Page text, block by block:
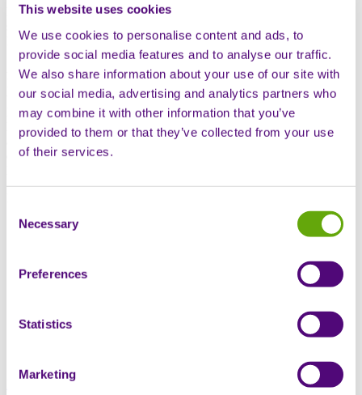
This website uses cookies
We use cookies to personalise content and ads, to
provide social media features and to analyse our traffic.
We also share information about your use of our site with
our social media, advertising and analytics partners who
may combine it with other information that you’ve
provided to them or that they’ve collected from your use
of their services.
Selection
Necessary
Preferences
Statistics
Marketing
Interessenvertreter in einer Live-Podiumsdiskussion darüber
Krankheiten gestaltet.
Als vertrauenswürdiger Partner, der Patienten mit seltenen
Krankheiten in ganz Europa unterstützt, bringt Sciensus
verschiedene Stimmen zusammen, um reale Erfahrungen, klinische
Erkenntnisse und Branchenperspektiven zu Innovation, Zugang,
häuslicher klinischer Versorgung und Patientenbefähigung
auszutauschen. Entdecken Sie, wie stärkere Verbindungen innerhalb
des Ökosystems für seltene Krankheiten die Ergebnisse für
Julie Gosper
Sciensus)
(Klinischer Direktor, Krebs, Sciensus)
Jibreel (Patient mit Morquio-Syndrom)
(Regionalleiterin für Europa, Alexion)
Registrieren Sie sich